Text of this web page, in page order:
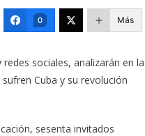
0 Más
sociales, analizarán en la
Cuba y su revolución
sesenta invitados